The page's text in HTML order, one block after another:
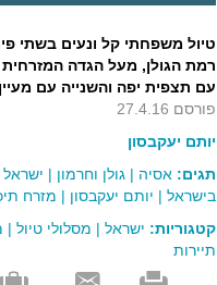
טיול משפחתי קל ונעים בשתי
רמת הגולן, מעל הגדה
עם תצפית יפה והשנייה עם
פורסם 27.4.16
יותם יעקבסון
תגים: אסיה | גולן וחרמון | ישראל
בישראל| יותם יעקבסון | מזרח
קטגוריות: ישראל| מסלולי טיול|
תיירות